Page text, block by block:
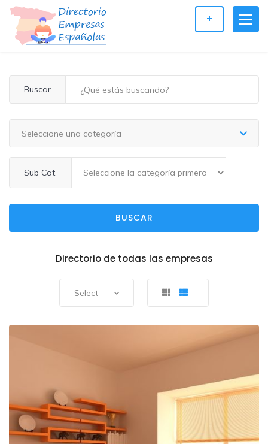
+
Buscar
Seleccione una categoría
Sub Cat.
BUSCAR
Directorio de todas las empresas
Select